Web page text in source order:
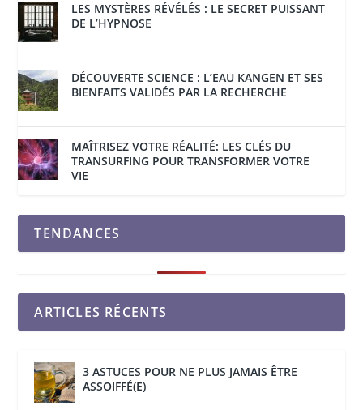
LES MYSTÈRES RÉVÉLÉS : LE SECRET PUISSANT
DE L’HYPNOSE
DÉCOUVERTE SCIENCE : L’EAU KANGEN ET SES
BIENFAITS VALIDÉS PAR LA RECHERCHE
MAÎTRISEZ VOTRE RÉALITÉ: LES CLÉS DU
TRANSURFING POUR TRANSFORMER VOTRE
VIE
TENDANCES
ARTICLES RÉCENTS
3 ASTUCES POUR NE PLUS JAMAIS ÊTRE
ASSOIFFÉ(E)